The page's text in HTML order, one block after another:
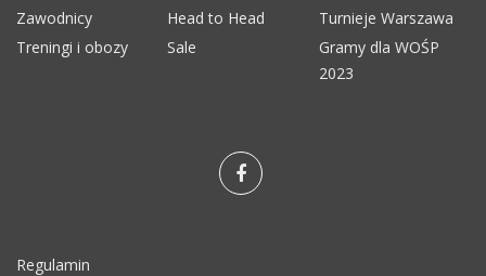
Zawodnicy
Head to Head
Turnieje Warszawa
Treningi i obozy
Sale
Gramy dla WOŚP
2023
Regulamin